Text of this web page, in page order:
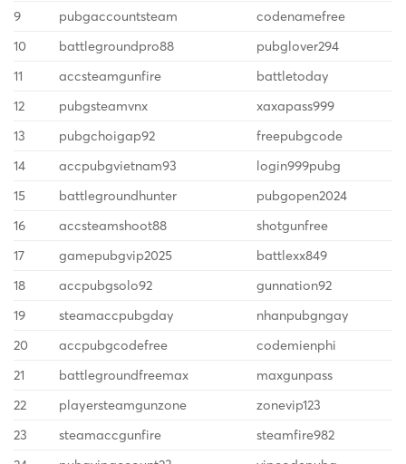
9
pubgaccountsteam
codenamefree
10
battlegroundpro88
pubglover294
11
accsteamgunfire
battletoday
12
pubgsteamvnx
xaxapass999
13
pubgchoigap92
freepubgcode
14
accpubgvietnam93
login999pubg
15
battlegroundhunter
pubgopen2024
16
accsteamshoot88
shotgunfree
17
gamepubgvip2025
battlexx849
18
accpubgsolo92
gunnation92
19
steamaccpubgday
nhanpubgngay
20
accpubgcodefree
codemienphi
21
battlegroundfreemax
maxgunpass
22
playersteamgunzone
zonevip123
23
steamaccgunfire
steamfire982